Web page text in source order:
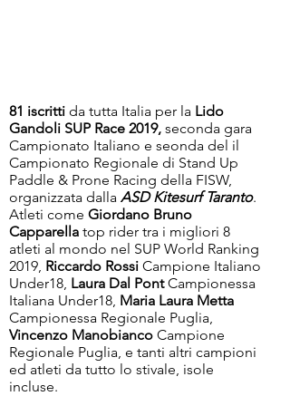
81 iscritti da tutta Italia per la Lido
Gandoli SUP Race 2019, seconda gara
Campionato Italiano e seonda del il
Campionato Regionale di Stand Up
Paddle & Prone Racing della FISW,
organizzata dalla ASD Kitesurf Taranto.
Atleti come Giordano Bruno
Capparella top rider tra i migliori 8
atleti al mondo nel SUP World Ranking
2019, Riccardo Rossi Campione Italiano
Under18, Laura Dal PontCampionessa
Italiana Under18, Maria Laura Metta
Campionessa Regionale Puglia,
Vincenzo Manobianco Campione
Regionale Puglia, e tanti altri campioni
ed atleti da tutto lo stivale, isole
incluse.